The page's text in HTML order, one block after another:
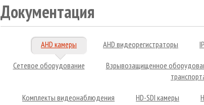
Документация
AHD камеры AHD видеорегистраторы
Сетевое оборудование Взрывозащищенное
Комплекты видеонаблюдения HD-SDI камеры